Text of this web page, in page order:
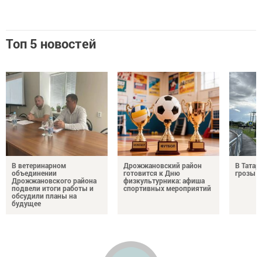
Топ 5 новостей
В ветеринарном
объединении
Дрожжановского района
подвели итоги работы и
обсудили планы на
будущее
Дрожжановский район
готовится к Дню
физкультурника: афиша
спортивных мероприятий
В
грозы